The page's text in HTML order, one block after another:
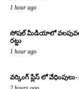
1 hour ago
సోషల్ మీడియాలో వలపువల…
రట్టు
1 hour ago
వర్కింగ్ ప్లేస్ లో